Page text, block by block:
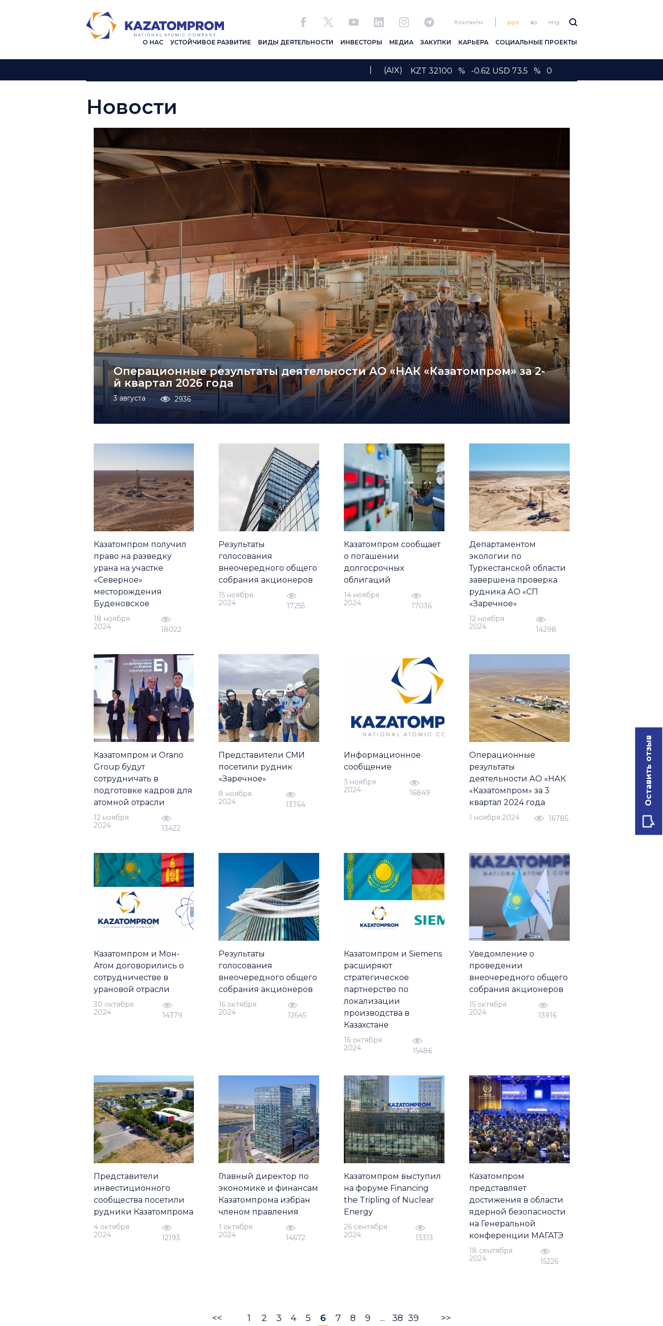
Контакты рус қаз eng
О НАС УСТОЙЧИВОЕ РАЗВИТИЕ ВИДЫ ДЕЯТЕЛЬНОСТИ ИНВЕСТОРЫ МЕДИА ЗАКУПКИ КАРЬЕРА СОЦИАЛЬНЫЕ ПРОЕКТЫ
(AIX) KZT 32100 % -0.62 USD 73.5 % 0
Новости
Операционные результаты деятельности АО «НАК «Казатомпром» за 2-
й квартал 2026 года
3 августа 2936
Казатомпром получил
право на разведку
урана на участке
«Северное»
месторождения
Буденовское
18 ноября
2024
18022
Результаты
голосования
внеочередного общего
собрания акционеров
15 ноября
2024
17255
Казатомпром сообщает
о погашении
долгосрочных
облигаций
14 ноября
2024
17036
Департаментом
экологии по
Туркестанской области
завершена проверка
рудника АО «СП
«Заречное»
12 ноября
2024
14298
Казатомпром и Orano
Group будут
сотрудничать в
подготовке кадров для
атомной отрасли
12 ноября
2024
13422
Представители СМИ
посетили рудник
«Заречное»
8 ноября
2024
13764
Информационное
сообщение
3 ноября
2024
16849
Операционные
результаты
деятельности АО «НАК
«Казатомпром» за 3
квартал 2024 года
1 ноября 2024 16785
Казатомпром и Мон-
Атом договорились о
сотрудничестве в
урановой отрасли
30 октября
2024
14379
Результаты
голосования
внеочередного общего
собрания акционеров
16 октября
2024
12645
Казатомпром и Siemens
расширяют
стратегическое
партнерство по
локализации
производства в
Казахстане
16 октября
2024
15486
Уведомление о
проведении
внеочередного общего
собрания акционеров
15 октября
2024
13916
Представители
инвестиционного
сообщества посетили
рудники Казатомпрома
4 октября
2024
12193
Главный директор по
экономике и финансам
Казатомпрома избран
членом правления
1 октября
2024
14672
Казатомпром выступил
на форуме Financing
the Tripling of Nuclear
Energy
26 сентября
2024
13313
Казатомпром
представляет
достижения в области
ядерной безопасности
на Генеральной
конференции МАГАТЭ
18 сентября
2024
15226
<< 1 2 3 4 5 6 7 8 9 ... 38 39 >>
Оставить отзыв